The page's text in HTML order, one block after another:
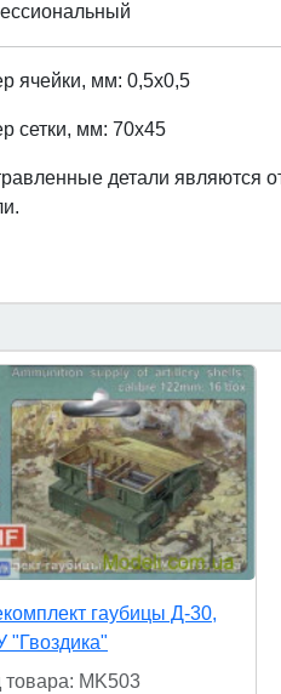
ячейки, мм: 0,5х0,5
сетки, мм: 70х45
детали являются
гаубицы Д-30,
"Гвоздика"
товара: MK503